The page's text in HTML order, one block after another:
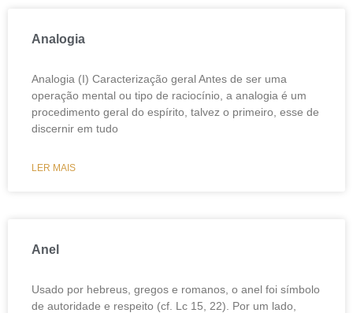
Analogia
Analogia (I) Caracterização geral Antes de ser uma
operação mental ou tipo de raciocínio, a analogia é um
procedimento geral do espírito, talvez o primeiro, esse de
discernir em tudo
LER MAIS
Anel
Usado por hebreus, gregos e romanos, o anel foi símbolo
de autoridade e respeito (cf. Lc 15, 22). Por um lado,